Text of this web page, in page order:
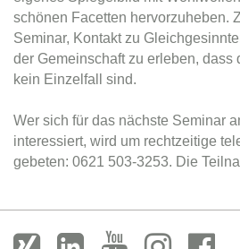
schönen Facetten hervorzuheben.
Seminar, Kontakt zu
der Gemeinschaft zu erleben, dass
kein Einzelfall sind.
Wer sich für das nächste Seminar
interessiert, wird um rechtzeitige
gebeten: 0621 503-3253. Die